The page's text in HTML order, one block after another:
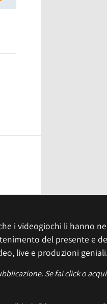
i videogiochi li hanno
del presente e
live e produzioni geniali.
Se fai click o